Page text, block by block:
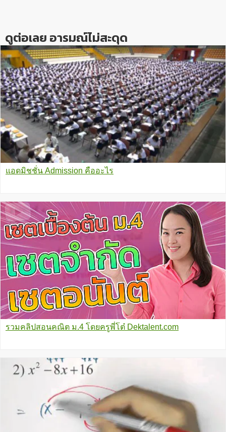
ดูต่อเลย อารมณ์ไม่สะดุด
แอดมิชชั่น Admission คืออะไร
รวมคลิปสอนคณิต ม.4 โดยครูพี่โต๋ Dektalent.com